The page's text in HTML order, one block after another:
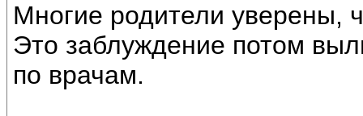
Многие родители уверены,
Это заблуждение потом
по врачам.